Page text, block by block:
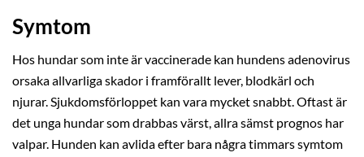
Symtom
Hos hundar som inte är vaccinerade kan hundens adenovirus
orsaka allvarliga skador i framförallt lever, blodkärl och
njurar. Sjukdomsförloppet kan vara mycket snabbt. Oftast är
det unga hundar som drabbas värst, allra sämst prognos har
valpar. Hunden kan avlida efter bara några timmars symtom